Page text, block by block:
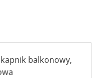
balkonowy,